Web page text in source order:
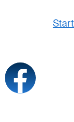
Start